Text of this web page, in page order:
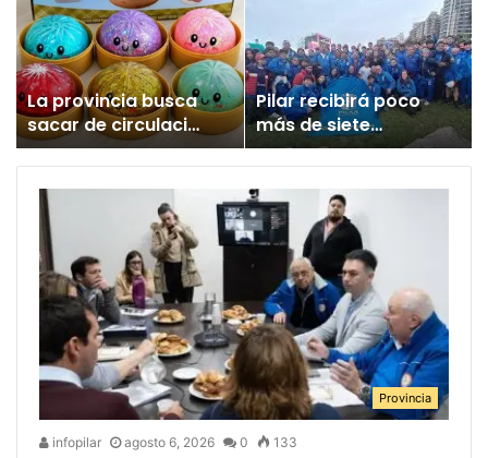
La provincia busca
sacar de circulación
un juguete
«altamente tóxico»
Pilar recibirá poco
más de siete
millones para los
Juegos
Bonaerenses
Provincia
infopilar agosto 6, 2026 0 133